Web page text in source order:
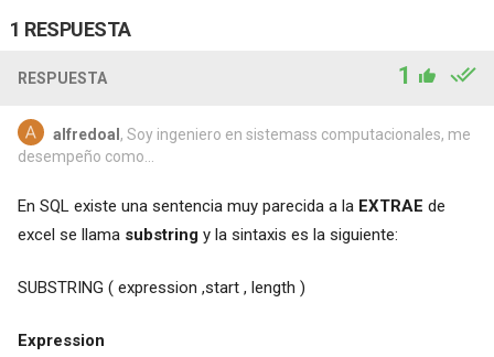
1 RESPUESTA
RESPUESTA 1
alfredoal , Soy ingeniero en sistemass computacionales, me
desempeño como...
En SQL existe una sentencia muy parecida a la EXTRAE de
excel se llama substringy la sintaxis es la siguiente:
SUBSTRING ( expression ,start , length )
Expression